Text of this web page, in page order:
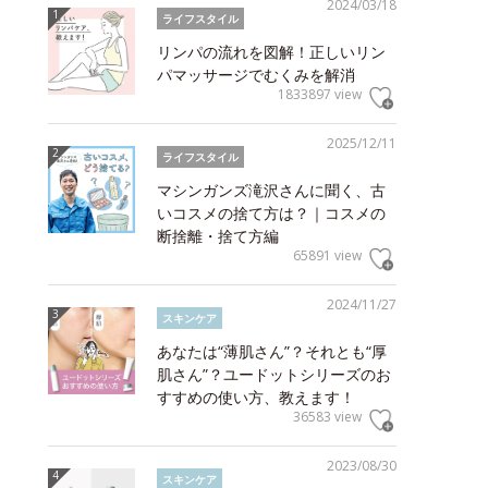
2024/03/18
ライフスタイル
リンパの流れを図解！正しいリン
パマッサージでむくみを解消
1833897 view
2025/12/11
ライフスタイル
マシンガンズ滝沢さんに聞く、古
いコスメの捨て方は？｜コスメの
断捨離・捨て方編
65891 view
2024/11/27
スキンケア
あなたは“薄肌さん”？それとも“厚
肌さん”？ユードットシリーズのお
すすめの使い方、教えます！
36583 view
2023/08/30
スキンケア